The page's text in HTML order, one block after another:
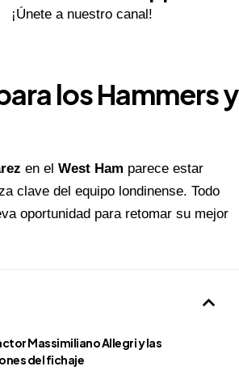
¡Únete a nuestro canal!
los Hammers y
en el West Ham parece estar
clave del equipo londinense. Todo
oportunidad para retomar su mejor
Massimiliano Allegri y las
del fichaje